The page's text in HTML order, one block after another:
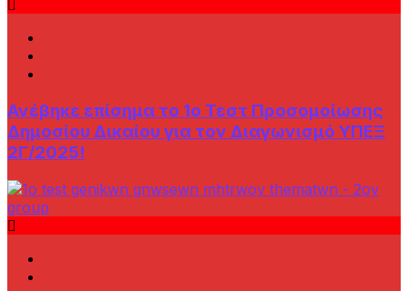
Ανέβηκε επίσημα το 1ο Τεστ Προσομοίωσης
Δημοσίου Δικαίου για τον Διαγωνισμό ΥΠΕΞ
2Γ/2025!